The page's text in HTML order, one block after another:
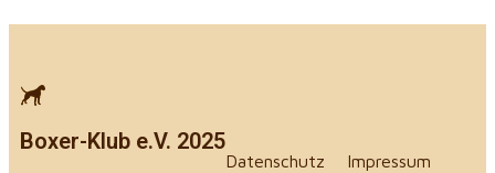
Boxer-Klub e.V. 2025
Datenschutz Impressum